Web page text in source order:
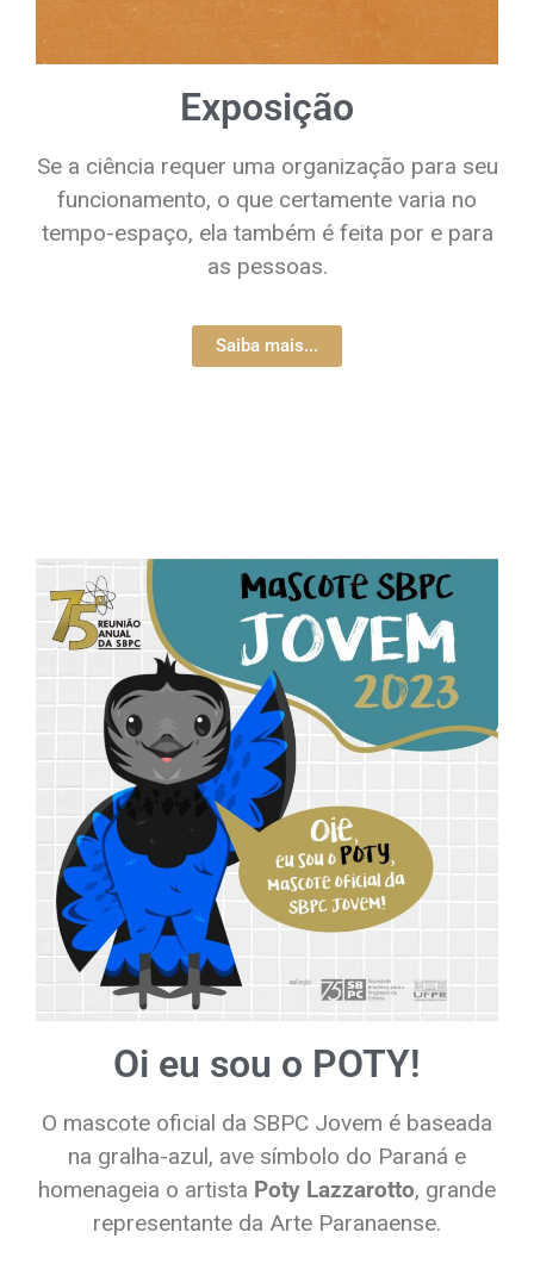
Exposição
Se a ciência requer uma organização para seu
funcionamento, o que certamente varia no
tempo-espaço, ela também é feita por e para
as pessoas.
Saiba mais...
Oi eu sou o POTY!
O mascote oficial da SBPC Jovem é baseada
na gralha-azul, ave símbolo do Paraná e
homenageia o artista Poty Lazzarotto, grande
representante da Arte Paranaense.